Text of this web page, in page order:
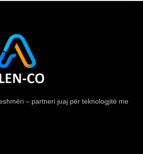
– partneri juaj për teknologjitë me